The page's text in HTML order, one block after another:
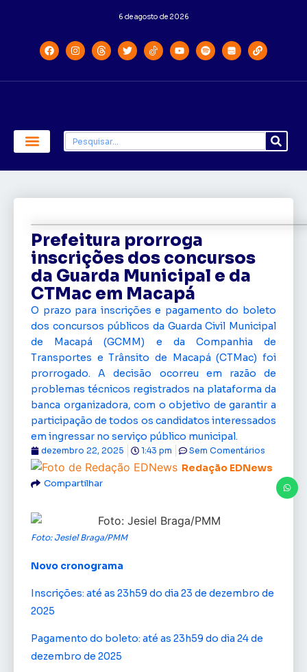
6 de agosto de 2026
Prefeitura prorroga
inscrições dos concursos
da Guarda Municipal e da
CTMac em Macapá
O prazo para inscrições e pagamento do boleto
dos concursos públicos da Guarda Civil Municipal
de Macapá (GCMM) e da Companhia de
Transportes e Trânsito de Macapá (CTMac) foi
prorrogado. A decisão ocorreu em razão de
problemas técnicos registrados na plataforma da
banca organizadora, com o objetivo de garantir a
participação de todos os candidatos interessados
em ingressar no serviço público municipal.
Redação EDNews
dezembro 22, 2025 1:43 pm Sem Comentários
Compartilhar
Foto: Jesiel Braga/PMM
Novo cronograma
Inscrições: até as 23h59 do dia 23 de dezembro de
2025
Pagamento do boleto: até as 23h59 do dia 24 de
dezembro de 2025